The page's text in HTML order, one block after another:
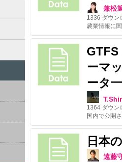
兼松
1336 ダウン
ーマ
ータ
1364 ダウン
日本
遠藤